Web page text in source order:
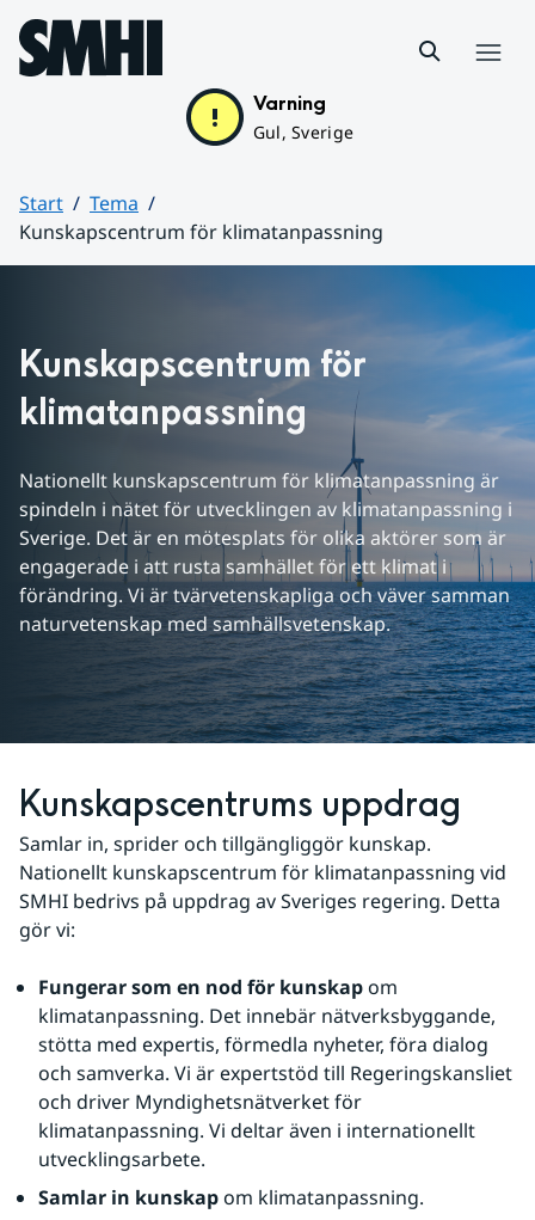
Hoppa till sidans innehåll
Varning
Gul, Sverige
Start
Tema
Kunskapscentrum för klimatanpassning
Kunskapscentrum för
klimatanpassning
Nationellt kunskapscentrum för klimatanpassning är
spindeln i nätet för utvecklingen av klimatanpassning i
Sverige. Det är en mötesplats för olika aktörer som är
engagerade i att rusta samhället för ett klimat i
förändring. Vi är tvärvetenskapliga och väver samman
naturvetenskap med samhällsvetenskap.
Kunskapscentrums uppdrag
Samlar in, sprider och tillgängliggör kunskap.
Nationellt kunskapscentrum för klimatanpassning vid
SMHI bedrivs på uppdrag av Sveriges regering. Detta
gör vi:
Fungerar som en nod för kunskap om
klimatanpassning. Det innebär nätverksbyggande,
stötta med expertis, förmedla nyheter, föra dialog
och samverka. Vi är expertstöd till Regeringskansliet
och driver Myndighetsnätverket för
klimatanpassning. Vi deltar även i internationellt
utvecklingsarbete.
Samlar in kunskap om klimatanpassning.